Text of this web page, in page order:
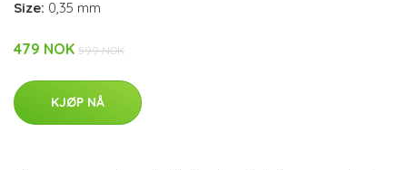
Size: 0,35 mm
479 NOK 599 NOK
KJØP NÅ